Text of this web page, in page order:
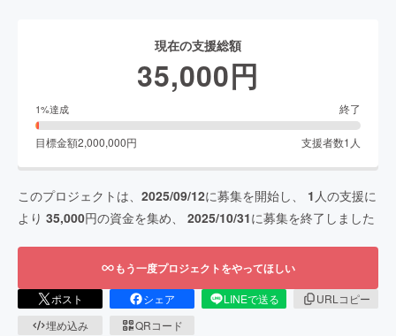
現在の支援総額
35,000円
1%達成 終了
目標金額2,000,000円 支援者数1 人
このプロジェクトは、 2025/09/12に募集を開始し、 1 人の支援に
より 35,000円の資金を集め、 2025/10/31に募集を終了しました
もう一度プロジェクトをやってほしい
ポスト シェア LINEで送る
URLコピー
埋め込み
QRコード